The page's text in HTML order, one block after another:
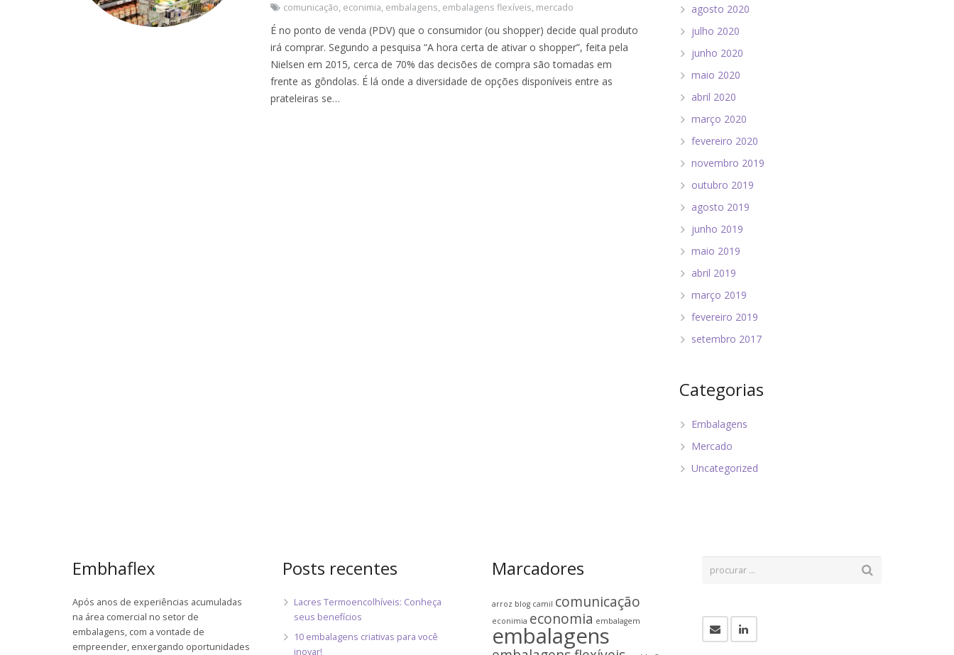
comunicação, econimia, embalagens, embalagens flexíveis, mercado
É no ponto de venda (PDV) que o consumidor (ou shopper) decide qual produto
irá comprar. Segundo a pesquisa “A hora certa de ativar o shopper”, feita pela
Nielsen em 2015, cerca de 70% das decisões de compra são tomadas em
frente as gôndolas. É lá onde a diversidade de opções disponíveis entre as
prateleiras se…
agosto 2020
julho 2020
junho 2020
maio 2020
abril 2020
março 2020
fevereiro 2020
novembro 2019
outubro 2019
agosto 2019
junho 2019
maio 2019
abril 2019
março 2019
fevereiro 2019
setembro 2017
Categorias
Embalagens
Mercado
Uncategorized
Embhaflex
Após anos de experiências acumuladas
na área comercial no setor de
embalagens, com a vontade de
empreender, enxergando oportunidades
Posts recentes
Lacres Termoencolhíveis: Conheça
seus benefícios
10 embalagens criativas para você
inovar!
Marcadores
arroz blog camil comunicação
econimia economia embalagem
embalagens